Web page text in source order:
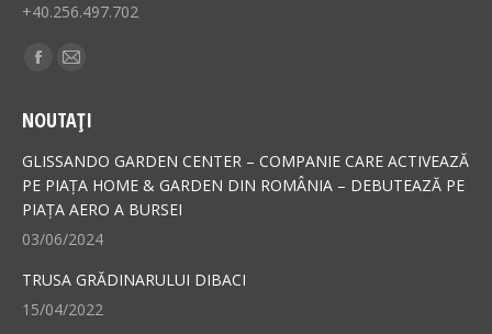
+40.256.497.702
Find us on:
Facebook
opens
in
new
window
Mail
opens
in
new
window
NOUTAȚI
GLISSANDO GARDEN CENTER – COMPANIE CARE ACTIVEAZĂ
PE PIAȚA HOME & GARDEN DIN ROMÂNIA – DEBUTEAZĂ PE
PIAȚA AERO A BURSEI
03/06/2024
TRUSA GRĂDINARULUI DIBACI
15/04/2022